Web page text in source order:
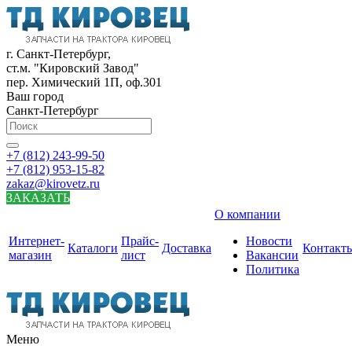
г. Санкт-Петербург,
ст.м. "Кировский Завод"
пер. Химический 1П, оф.301
Ваш город
Санкт-Петербург
+7 (812) 243-99-50
+7 (812) 953-15-82
zakaz@kirovetz.ru
ЗАКАЗАТЬ
Интернет-
магазин
Каталоги
Прайс-
лист
Доставка
О компании
Новости
Вакансии
Политика
Меню